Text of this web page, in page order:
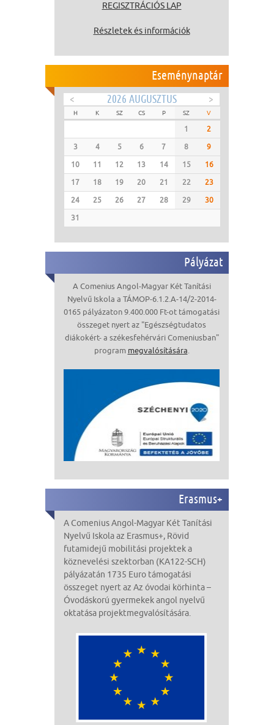
REGISZTRÁCIÓS LAP
Részletek és információk
Eseménynaptár
< 2026 AUGUSZTUS >
H K SZ CS P SZ V
1
2
3
4 5 6 7 8
9
10
11 12 13 14 15
16
17
18 19 20 21 22
23
24
25 26 27 28 29
30
31
Pályázat
A Comenius Angol-Magyar Két Tanítási
Nyelvű Iskola a TÁMOP-6.1.2.A-14/2-2014-
0165 pályázaton 9.400.000 Ft-ot támogatási
összeget nyert az "Egészségtudatos
diákokért- a székesfehérvári Comeniusban"
program megvalósítására.
Erasmus+
A Comenius Angol-Magyar Két Tanítási
Nyelvű Iskolaaz Erasmus+, Rövid
futamidejű mobilitási projektek a
köznevelési szektorban (KA122-SCH)
pályázatán 1735 Euro támogatási
összeget nyert az Az óvodai körhinta –
Óvodáskorú gyermekek angol nyelvű
oktatása projektmegvalósítására.